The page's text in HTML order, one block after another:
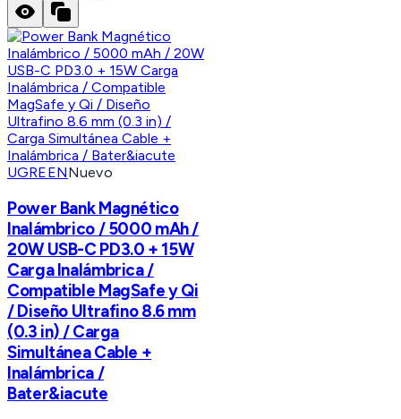
UGREENNuevo
Power Bank Magnético
Inalámbrico / 5000 mAh /
20W USB-C PD3.0 + 15W
Carga Inalámbrica /
Compatible MagSafe y Qi
/ Diseño Ultrafino 8.6 mm
(0.3 in) / Carga
Simultánea Cable +
Inalámbrica /
Bater&iacute